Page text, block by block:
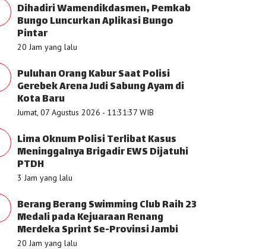
Dihadiri Wamendikdasmen, Pemkab
Bungo Luncurkan Aplikasi Bungo
Pintar
20 Jam yang lalu
Puluhan Orang Kabur Saat Polisi
Gerebek Arena Judi Sabung Ayam di
Kota Baru
Jumat, 07 Agustus 2026 - 11:31:37 WIB
Lima Oknum Polisi Terlibat Kasus
Meninggalnya Brigadir EWS Dijatuhi
PTDH
3 Jam yang lalu
Berang Berang Swimming Club Raih 23
Medali pada Kejuaraan Renang
Merdeka Sprint Se-Provinsi Jambi
20 Jam yang lalu